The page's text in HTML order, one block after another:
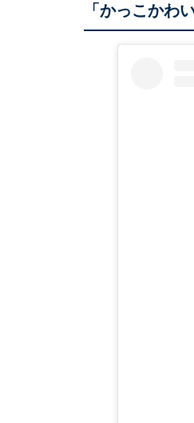
「かっこかわ